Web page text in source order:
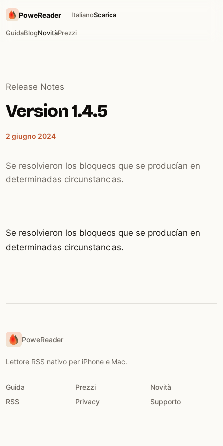
PoweReader
GuidaBlogNovitàPrezzi
ItalianoScarica
Release Notes
Version 1.4.5
2 giugno 2024
Se resolvieron los bloqueos que se producían en
determinadas circunstancias.
Se resolvieron los bloqueos que se producían en
determinadas circunstancias.
PoweReader
Lettore RSS nativo per iPhone e Mac.
Guida Prezzi
Novità
RSS
Privacy Supporto